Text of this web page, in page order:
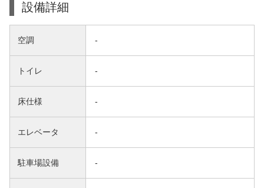
設備詳細
空調 -
トイレ -
床仕様 -
エレベータ -
駐車場設備 -